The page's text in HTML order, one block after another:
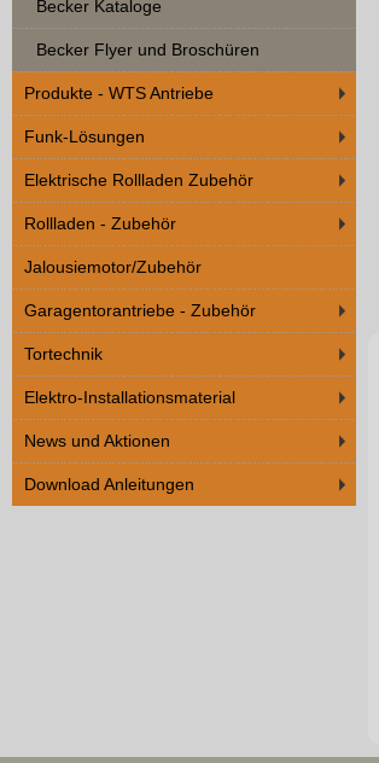
Becker Kataloge
Becker Flyer und Broschüren
Produkte - WTS Antriebe
Funk-Lösungen
Elektrische Rollladen Zubehör
Rollladen - Zubehör
Jalousiemotor/Zubehör
Garagentorantriebe - Zubehör
Tortechnik
Elektro-Installationsmaterial
News und Aktionen
Download Anleitungen